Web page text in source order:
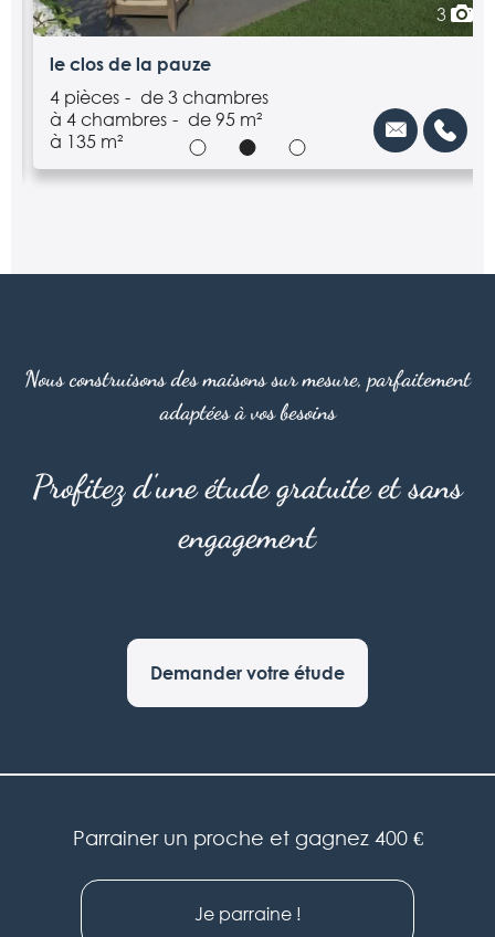
3
le clos de la pauze
4 pièces
de 3 chambres
à 4 chambres
de 95 m²
à 135 m²
Nous construisons des maisons sur mesure, parfaitement
adaptées à vos besoins
Profitez d'une étude gratuite et sans
engagement
Demander votre étude
Parrainer un proche et gagnez 400 €
Je parraine !